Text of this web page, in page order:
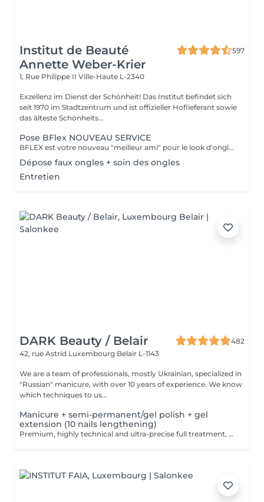
Institut de Beauté
Annette Weber-Krier
597
1, Rue Philippe II Ville-Haute L-2340
Exzellenz im Dienst der Schönheit! Das Institut befindet sich
seit 1970 im Stadtzentrum und ist offizieller Hoflieferant sowie
das älteste Schönheits...
Pose BFlex NOUVEAU SERVICE
BFLEX est votre nouveau "meilleur ami" pour le look d'ongles courts et naturels que tous les clients recherchent ! Il s'agit d'une Babymanucure avec la pose d'un gel intelligent 4-en-1 avec lequel vous avez : Base-Construction-Teinte-Finition ! I C'est une prestation inédite et tendance !
Dépose faux ongles + soin des ongles
Entretien
DARK Beauty / Belair
482
42, rue Astrid Luxembourg Belair L-1143
We are a team of professionals, mostly Ukrainian, specialized in
"Russian" manicure, with over 10 years of experience. We know
which techniques to us...
Manicure + semi-permanent/gel polish + gel
extension (10 nails lengthening)
Premium, highly technical and ultra-precise full treatment, performed mainly with an e-file to achieve a perfectly clean nail contour and apply the polish as close as possible, even slightly under the cuticle. This technique helps visually delay the regrowth by around 10 days. Visual result: -Extremely well-groomed nails, clean contours, flawless shape -Instagram / photo studio effect: neat, precise, with no visible dry skin During this service, we will also increase the length of your nails using a specialized gel material, ensuring a naturally beautiful result. This 'EXTENSION' has to be done just once, after which subsequent appointments will be designated as 'Manicure + semi-permanent/gel polish + gel reinforcement (long or fragile nails)'. We also include a gel reinforcement, as a perfect solution for flawless and long-lasting nails: -The average durability is 4 weeks!! Service content: -Removal of old semi-permanent and/or gel polish (if needed, already include in this price/service) -Very meticulous preparation of the nail plate -Removal of dead skin -Shape and file nails -Gentle cuticle care -Gel nail extension -Gel reinforcement -Correction of the nail shape -Application of semi-permanent nail polish -Application of cuticle oil and hand cream Optional : -EXTENSION longest than 4th size -> +20€ (if so please book "WITH complex design") -Price per nail for nail art on up to 5 nails (if so please book "WITH simple design") +3€/nail -Price for simple design (French, Chrome, Baby Boomer, Cat Eyes, Stickers, Foil) 6-10 nails -> +20€ -Price for complex design (3D, Hand drawings, Stamping, French with Chrome, Baby Boomer with Chrome, French with Cat Eyes) 6-10 nails -> +30€